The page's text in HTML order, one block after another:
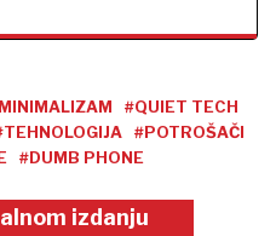
#QUIET TECH
#POTROŠAČI
#DUMB PHONE
izdanju